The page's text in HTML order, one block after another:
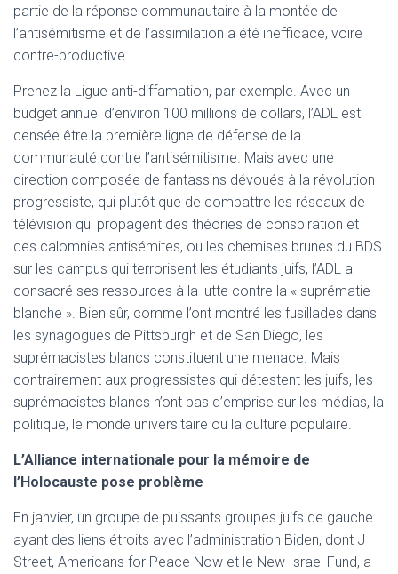
partie de la réponse communautaire à la montée de
l’antisémitisme et de l’assimilation a été inefficace, voire
contre-productive.
Prenez la Ligue anti-diffamation, par exemple. Avec un
budget annuel d’environ 100 millions de dollars, l’ADL est
censée être la première ligne de défense de la
communauté contre l’antisémitisme. Mais avec une
direction composée de fantassins dévoués à la révolution
progressiste, qui plutôt que de combattre les réseaux de
télévision qui propagent des théories de conspiration et
des calomnies antisémites, ou les chemises brunes du BDS
sur les campus qui terrorisent les étudiants juifs, l’ADL a
consacré ses ressources à la lutte contre la « suprématie
blanche ». Bien sûr, comme l’ont montré les fusillades dans
les synagogues de Pittsburgh et de San Diego, les
suprémacistes blancs constituent une menace. Mais
contrairement aux progressistes qui détestent les juifs, les
suprémacistes blancs n’ont pas d’emprise sur les médias, la
politique, le monde universitaire ou la culture populaire.
L’Alliance internationale pour la mémoire de
l’Holocauste pose problème
En janvier, un groupe de puissants groupes juifs de gauche
ayant des liens étroits avec l’administration Biden, dont J
Street, Americans for Peace Now et le New Israel Fund, a